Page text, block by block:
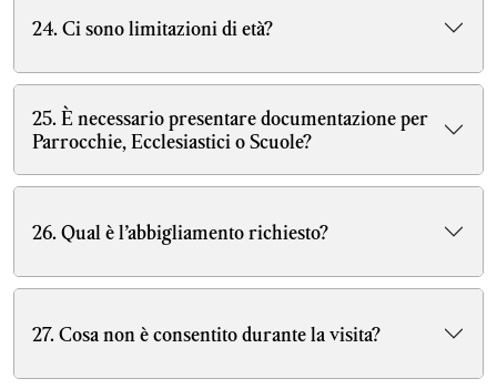
24. Ci sono limitazioni di età?
25. È necessario presentare documentazione per
Parrocchie, Ecclesiastici o Scuole?
26. Qual è l’abbigliamento richiesto?
27. Cosa non è consentito durante la visita?